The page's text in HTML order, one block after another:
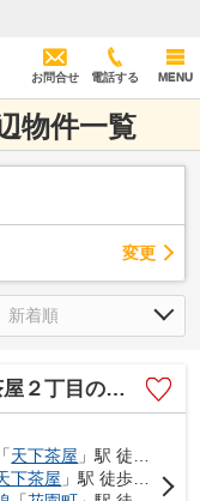
お問合せ 電話する MENU
物件一覧
変更
の中古一戸建
「天下茶屋 」駅 徒歩7分
下茶屋 」駅 徒歩7分